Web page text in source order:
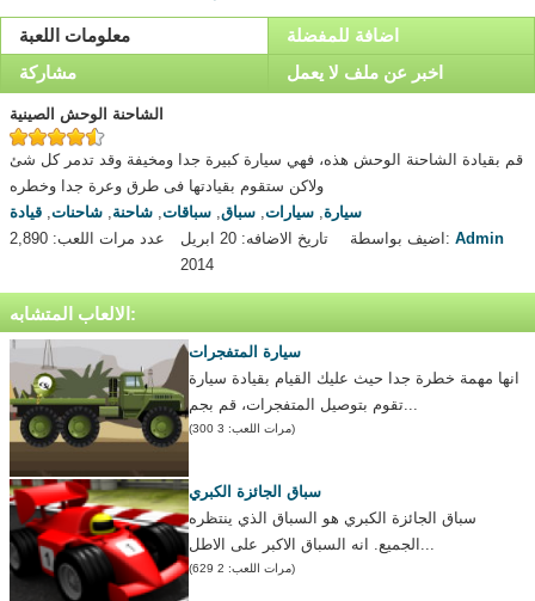
معلومات اللعبة
اضافة للمفضلة
مشاركة
اخبر عن ملف لا يعمل
الشاحنة الوحش الصينية
قم بقيادة الشاحنة الوحش هذه، فهي سيارة كبيرة جدا ومخيفة وقد تدمر كل شئ
ولاكن ستقوم بقيادتها فى طرق وعرة جدا وخطره
سيارة, سيارات, سباق, سباقات, شاحنة, شاحنات, قيادة
عدد مرات اللعب: 2,890
تاريخ الاضافه: 20 ابريل
2014
اضيف بواسطة:Admin
الالعاب المتشابه:
سيارة المتفجرات
انها مهمة خطرة جدا حيث عليك القيام بقيادة سيارة
تقوم بتوصيل المتفجرات، قم بجم...
(مرات اللعب: 3 300)
سباق الجائزة الكبري
سباق الجائزة الكبري هو السباق الذي ينتظره
الجميع. انه السباق الاكبر على الاطل...
(مرات اللعب: 2 629)